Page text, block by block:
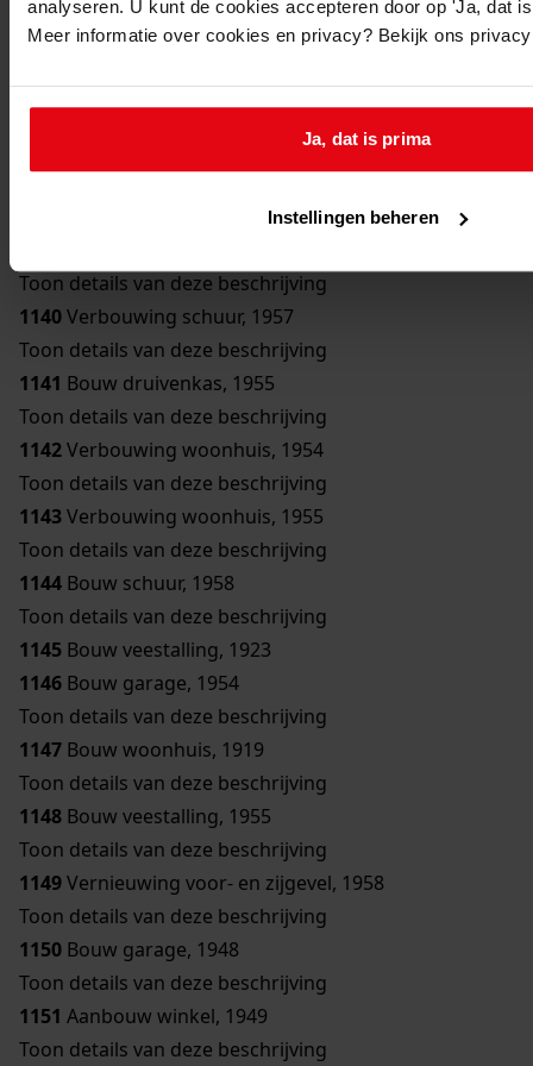
analyseren. U kunt de cookies accepteren door op 'Ja, dat
Meer informatie over cookies en privacy? Bekijk ons
Ja, dat is prima
Instellingen beheren
Toon details van deze beschrijving
1136Bouw bergplaats, 1950
Toon details van deze beschrijving
1137Bouw schuur, 1951
Toon details van deze beschrijving
Toon details van deze beschrijving
Toon details van deze beschrijving
1140Verbouwing schuur, 1957
Toon details van deze beschrijving
1141 Bouw druivenkas, 1955
Toon details van deze beschrijving
1142Verbouwing woonhuis, 1954
Toon details van deze beschrijving
1143Verbouwing woonhuis, 1955
Toon details van deze beschrijving
1144 Bouw schuur, 1958
Toon details van deze beschrijving
1145 Bouw veestalling, 1923
1146 Bouw garage, 1954
Toon details van deze beschrijving
1147 Bouw woonhuis, 1919
Toon details van deze beschrijving
1148 Bouw veestalling, 1955
Toon details van deze beschrijving
1149Vernieuwing voor- en zijgevel, 1958
Toon details van deze beschrijving
1150 Bouw garage, 1948
Toon details van deze beschrijving
1151 Aanbouw winkel, 1949
Toon details van deze beschrijving